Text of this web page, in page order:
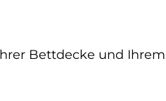
Bettdecke und